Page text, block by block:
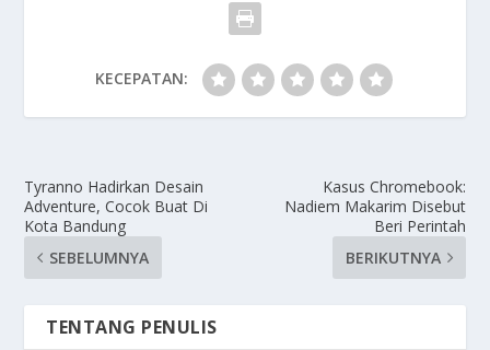
KECEPATAN:
Tyranno Hadirkan Desain
Adventure, Cocok Buat Di
Kota Bandung
SEBELUMNYA
Kasus Chromebook:
Nadiem Makarim Disebut
Beri Perintah
BERIKUTNYA
TENTANG PENULIS